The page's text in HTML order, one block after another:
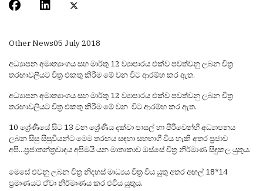
Other News05 July 2018
අධ්‍යාපන අමාත්‍යාංශය සහ මාර්තු 12 ව්‍යාපාරය එක්ව පවත්වනු ලබන චිත්‍ර
තරඟාවලියට චිත්‍ර එකතු කිරීම මේ වන විට ආරම්භ කර ඇත.
අධ්‍යාපන අමාත්‍යාංශය සහ මාර්තු 12 ව්‍යාපාරය එක්ව පවත්වනු ලබන චිත්‍ර
තරඟාවලියට චිත්‍ර එකතු කිරීම මේ වන විට ආරම්භ කර ඇත.
10 ශ්‍රේණියේ සිට 13 වන ශ්‍රේණිය දක්වා පාසල් හා පිරිවෙන්හි අධ්‍යාපනය
ලබන සිසු සිසුවියන්ට මෙම තරඟය සඳහා සහභාගී විය හැකි අතර ප්‍රජාව
අපි...ප්‍රජාතන්ත්‍රවාදය අපිමයි යන මාතෘකාව ඔස්සේ චිත්‍ර නිර්මාණ සිදුකල යුතුය.
මෙසේ එවනු ලබන චිත්‍ර නිදහස් මාධ්‍යය චිත්‍ර විය යුතු අතර අඟල් 18*14
ප්‍රමාණයට ඒවා නිර්මාණය කර එවිය යුතුය.